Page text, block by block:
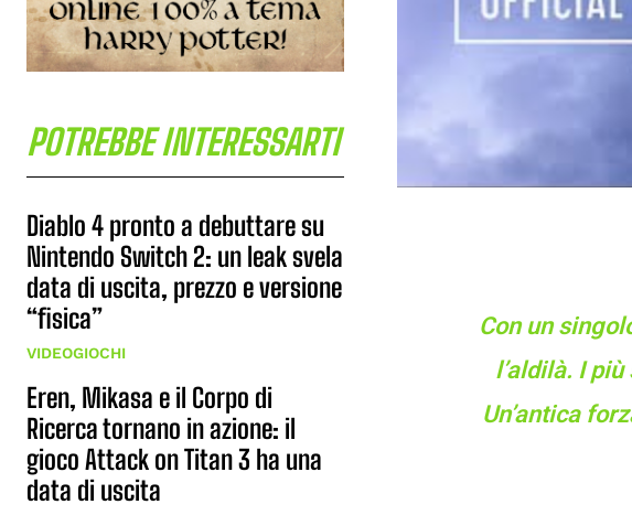
POTREBBE INTERESSARTI
Diablo 4 pronto a debuttare su
Nintendo Switch 2: un leak svela
data di uscita, prezzo e versione
“fisica”
VIDEOGIOCHI
Eren, Mikasa e il Corpo di
Ricerca tornano in azione: il
gioco Attack on Titan 3 ha una
data di uscita
Con un
l’aldilà. I
Un’antica